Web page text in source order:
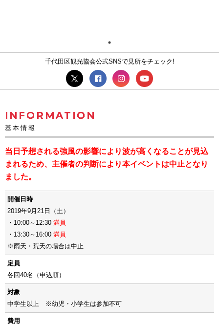
千代田区観光協会公式SNSで見所をチェック!
INFORMATION
基本情報
当日予想される強風の影響により波が高くなることが見込
まれるため、主催者の判断により本イベントは中止となり
ました。
開催日時
2019年9月21日（土）
・10:00～12:30 満員
・13:30～16:00 満員
※雨天・荒天の場合は中止
定員
各回40名（申込順）
対象
中学生以上 ※幼児・小学生は参加不可
費用